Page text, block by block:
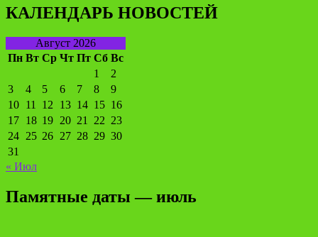
КАЛЕНДАРЬ НОВОСТЕЙ
Август 2026
Пн Вт Ср Чт Пт Сб Вс
1
2
3
4 5 6 7 8
9
10 11 12 13 14 15 16
17 18 19 20 21 22 23
24 25 26 27 28 29 30
31
« Июл
Памятные даты — июль